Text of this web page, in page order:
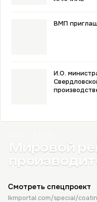
ВМП
И.О.
Мировой
Смотреть спецпроект
lkmportal.com/special/